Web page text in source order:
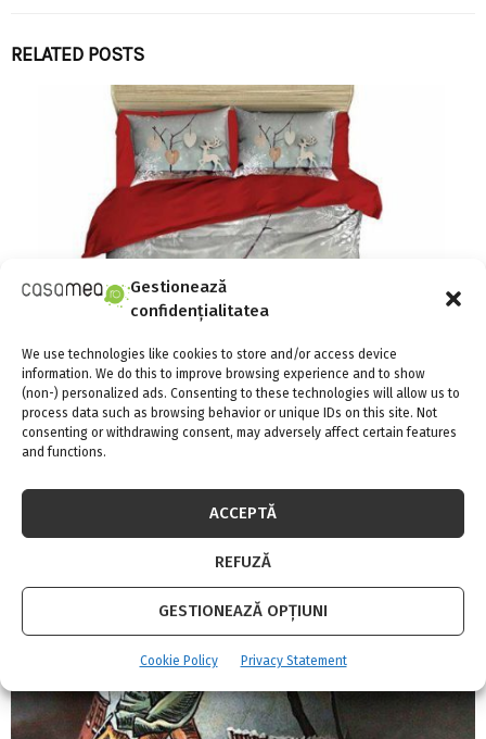
Gestionează
confidențialitatea
We use technologies like cookies to store and/or access device
information. We do this to improve browsing experience and to show
(non-) personalized ads. Consenting to these technologies will allow us to
process data such as browsing behavior or unique IDs on this site. Not
consenting or withdrawing consent, may adversely affect certain features
and functions.
ACCEPTĂ
REFUZĂ
GESTIONEAZĂ OPȚIUNI
Cookie Policy Privacy Statement
RELATED POSTS
Și renii Moșului te pot ajuta să ai un Crăciun
minunat